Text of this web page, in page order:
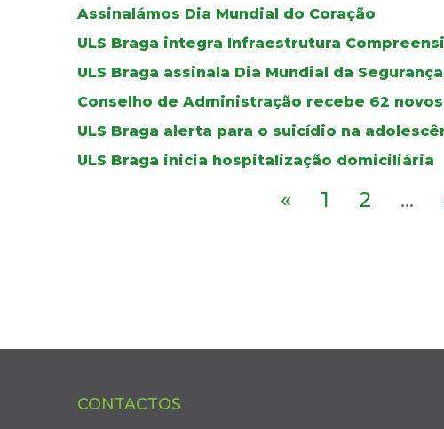
Assinalámos Dia Mundial do Coração
ULS Braga integra Infraestrutura
ULS Braga assinala Dia Mundial da
Conselho de Administração recebe 62
ULS Braga alerta para o suicídio na
ULS Braga inicia hospitalização domiciliária
« 1 2 ...
CONTACTOS